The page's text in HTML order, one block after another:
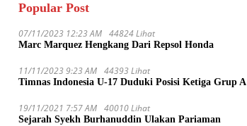
Popular Post
07/11/2023 12:23 AM 44824 Lihat
Marc Marquez Hengkang Dari Repsol Honda
11/11/2023 9:23 AM 44393 Lihat
Timnas Indonesia U-17 Duduki Posisi Ketiga Grup A
19/11/2021 7:57 AM 40010 Lihat
Sejarah Syekh Burhanuddin Ulakan Pariaman